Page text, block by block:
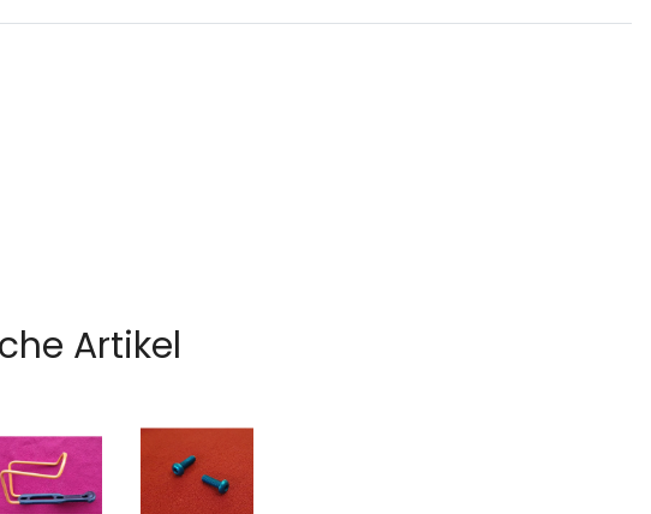
Artikel